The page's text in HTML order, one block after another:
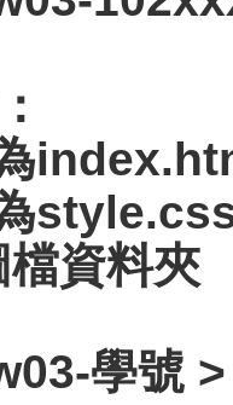
資料夾
學號